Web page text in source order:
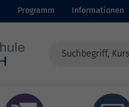
Programm Informationen